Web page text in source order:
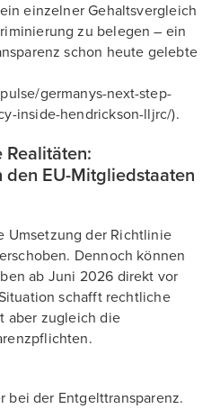
einzelner Gehaltsvergleich
zu belegen – ein
schon heute gelebte
germanys-next-step-
inside-hendrickson-lljrc/).
Realitäten:
EU-Mitgliedstaaten
Umsetzung der Richtlinie
Dennoch können
ab Juni 2026 direkt vor
schafft rechtliche
aber zugleich die
bei der Entgelttransparenz.